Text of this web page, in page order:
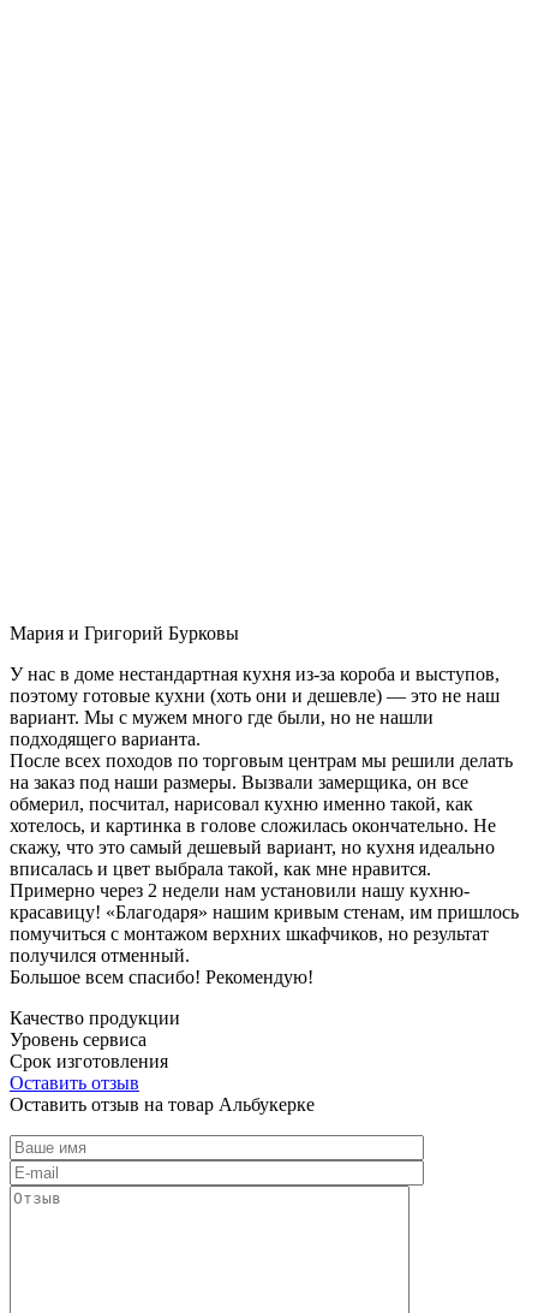
Мария и Григорий Бурковы
У нас в доме нестандартная кухня из-за короба и выступов,
поэтому готовые кухни (хоть они и дешевле) — это не наш
вариант. Мы с мужем много где были, но не нашли
подходящего варианта.
После всех походов по торговым центрам мы решили делать
на заказ под наши размеры. Вызвали замерщика, он все
обмерил, посчитал, нарисовал кухню именно такой, как
хотелось, и картинка в голове сложилась окончательно. Не
скажу, что это самый дешевый вариант, но кухня идеально
вписалась и цвет выбрала такой, как мне нравится.
Примерно через 2 недели нам установили нашу кухню-
красавицу! «Благодаря» нашим кривым стенам, им пришлось
помучиться с монтажом верхних шкафчиков, но результат
получился отменный.
Большое всем спасибо! Рекомендую!
Качество продукции
Уровень сервиса
Срок изготовления
Оставить отзыв
Оставить отзыв на товар Альбукерке